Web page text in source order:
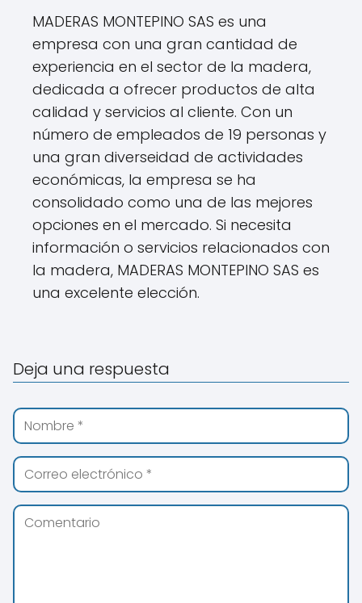
MADERAS MONTEPINO SAS es una
empresa con una gran cantidad de
experiencia en el sector de la madera,
dedicada a ofrecer productos de alta
calidad y servicios al cliente. Con un
número de empleados de 19 personas y
una gran diverseidad de actividades
económicas, la empresa se ha
consolidado como una de las mejores
opciones en el mercado. Si necesita
información o servicios relacionados con
la madera, MADERAS MONTEPINO SAS es
una excelente elección.
Deja una respuesta